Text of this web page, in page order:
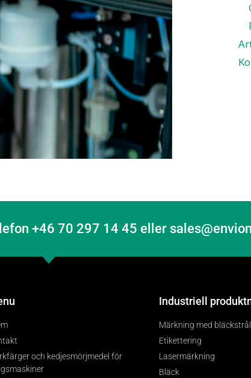
+46 70 297 14 45 eller
och kedjesmörjmedel för
Industriell
Märkning med
Etikettering
Lasermärkning
Bläck